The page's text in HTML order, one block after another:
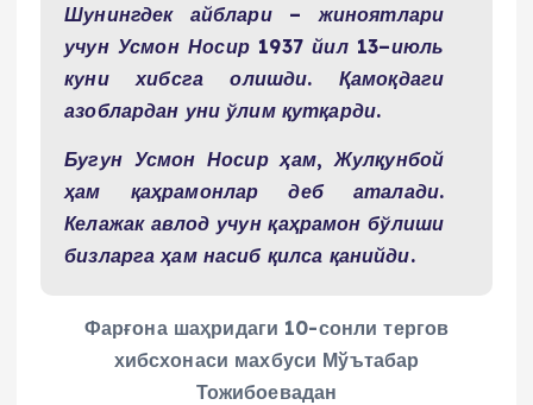
Шунингдек айблари – жиноятлари
учун Усмон Носир 1937 йил 13–июль
куни хибсга олишди. Қамоқдаги
азоблардан уни ўлим қутқарди.
Бугун Усмон Носир ҳам, Жулқунбой
ҳам қаҳрамонлар деб аталади.
Келажак авлод учун қаҳрамон бўлиши
бизларга ҳам насиб қилса қанийди.
Фарғона шаҳридаги 10-сонли тергов
хибсхонаси махбуси Мўътабар
Тожибоевадан